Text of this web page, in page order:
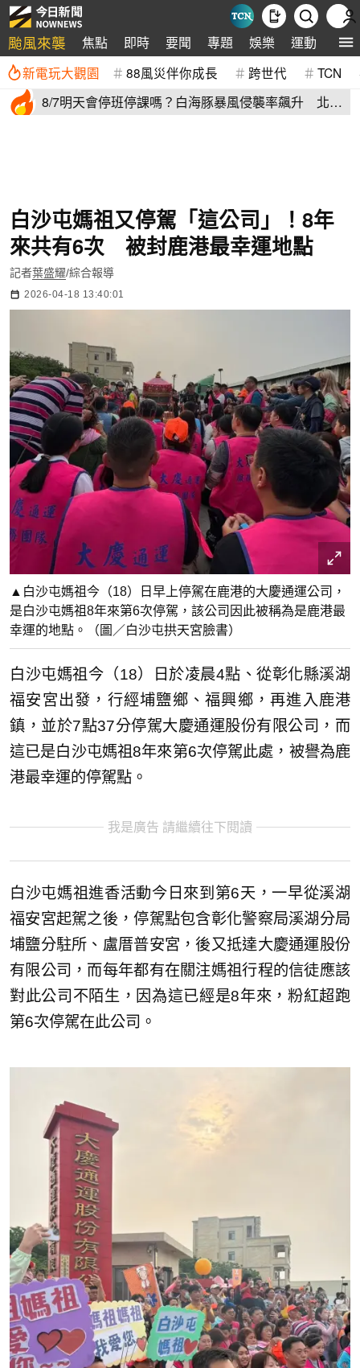
颱風來襲 焦點 即時 要聞 專題 娛樂 運動 全球
新電玩大觀園 88風災伴你成長 跨世代 TCN
8/7明天會停班停課嗎？白海豚暴風侵襲率飆升 北北
白沙屯媽祖又停駕「這公司」！8年
來共有6次 被封鹿港最幸運地點
記者葉盛耀/綜合報導
2026-04-18 13:40:01
▲白沙屯媽祖今（18）日早上停駕在鹿港的大慶通運公司，
是白沙屯媽祖8年來第6次停駕，該公司因此被稱為是鹿港最
幸運的地點。（圖／白沙屯拱天宮臉書）
白沙屯媽祖今（18）日於凌晨4點、從彰化縣溪湖
福安宮出發，行經埔鹽鄉、福興鄉，再進入鹿港
鎮，並於7點37分停駕大慶通運股份有限公司，而
這已是白沙屯媽祖8年來第6次停駕此處，被譽為鹿
港最幸運的停駕點。
我是廣告 請繼續往下閱讀
白沙屯媽祖進香活動今日來到第6天，一早從溪湖
福安宮起駕之後，停駕點包含彰化警察局溪湖分局
埔鹽分駐所、盧厝普安宮，後又抵達大慶通運股份
有限公司，而每年都有在關注媽祖行程的信徒應該
對此公司不陌生，因為這已經是8年來，粉紅超跑
第6次停駕在此公司。